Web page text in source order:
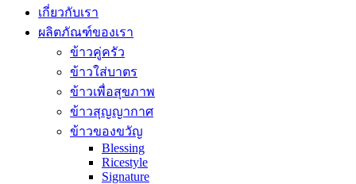
เกี่ยวกับเรา
ผลิตภัณฑ์ของเรา
ข้าวคู่ครัว
ข้าวใส่บาตร
ข้าวเพื่อสุขภาพ
ข้าวสุญญากาศ
ข้าวของขวัญ
Blessing
Ricestyle
Signature